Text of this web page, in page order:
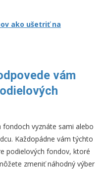
ako ušetriť na
vám
fondoch vyznáte sami alebo
Každopádne vám týchto
podielových fondov, ktoré
zmeniť náhodný výber